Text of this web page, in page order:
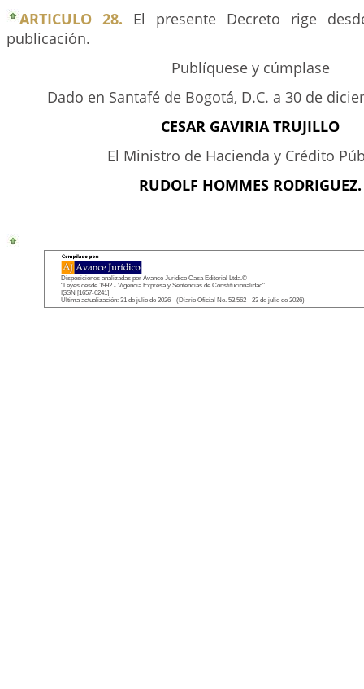
ARTICULO 28. El presente Decreto rige
publicación.
Publíquese y cúmplase
Dado en Santafé de Bogotá, D.C. a 30 de
CESAR GAVIRIA TRUJILLO
El Ministro de Hacienda y Crédito
RUDOLF HOMMES RODRIGUEZ.
Disposiciones analizadas por Avance Jurídico Casa Editorial Ltda.©
"Leyes desde 1992 - Vigencia Expresa y Sentencias de Constitucionalidad"
ISSN [1657-6241]
Última actualización: 31 de julio de 2026 - (Diario Oficial No. 53.562 - 23 de julio de 2026)